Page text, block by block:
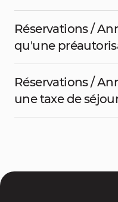
Réservations /
qu'une
Réservations /
une taxe de